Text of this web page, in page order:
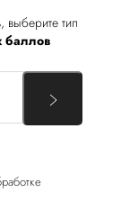
выберите тип
баллов